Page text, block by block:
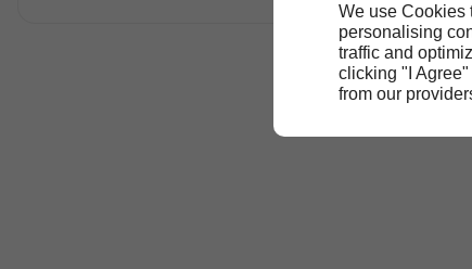
We use Cookies
personalising
traffic and
clicking "I
from our